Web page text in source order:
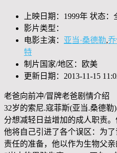
上映日期：1999年 状态：
影片类型：
电影主演： 亚当·桑德勒,乔
特
制片国家/地区：欧美
更新日期：2013-11-15
老爸向前冲/冒牌老爸剧情介绍
32岁的索尼.寇菲斯(亚当.桑德
分想减轻日益增加的成人职责
他将自己引进了各个误区：为
责任的准备，他以作为生物父